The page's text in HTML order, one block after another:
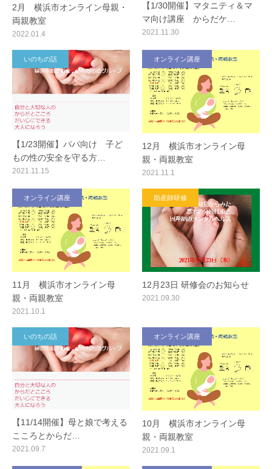
2月 横浜市オンライン母親・
両親教室
2022.01.4
【1/30開催】マタニティ＆マ
マ向け講座 からだケ…
2021.11.30
いのちの話
【1/23開催】パパ向け 子ど
もの性の安全を守る方…
2021.11.15
オンライン講座
12月 横浜市オンライン母
親・両親教室
2021.11.1
オンライン講座
11月 横浜市オンライン母
親・両親教室
2021.10.1
助産師研修
12月23日 研修会のお知らせ
2021.09.30
いのちの話
【11/14開催】母と娘で考える
こころとからだ…
2021.09.7
オンライン講座
10月 横浜市オンライン母
親・両親教室
2021.09.1